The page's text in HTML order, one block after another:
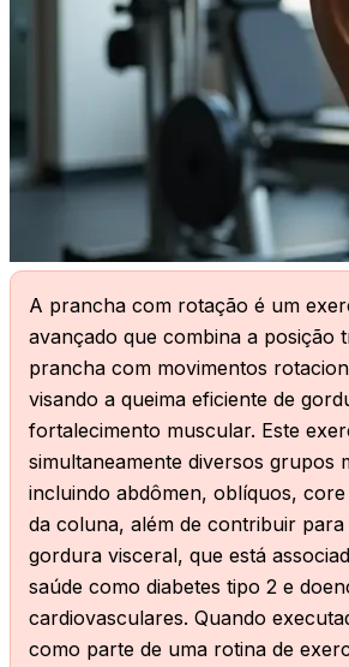
A prancha com rotação é um
avançado que combina a posição
prancha com movimentos
visando a queima eficiente de
fortalecimento muscular. Este
simultaneamente diversos grupos
incluindo abdômen, oblíquos, core
da coluna, além de contribuir
gordura visceral, que está
saúde como diabetes tipo 2 e
cardiovasculares. Quando
como parte de uma rotina de